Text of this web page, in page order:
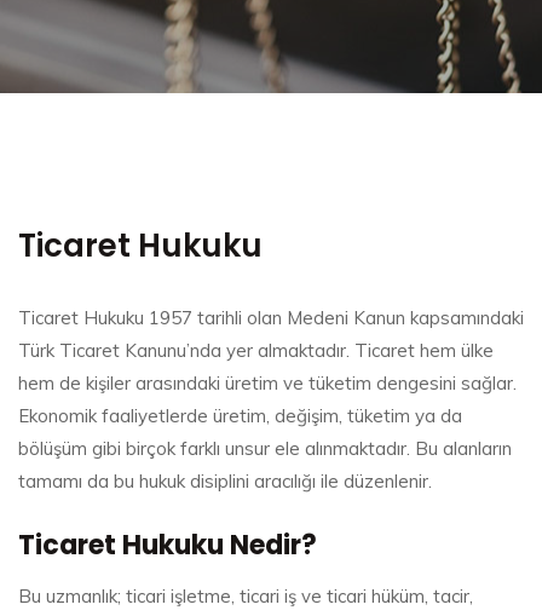
Ticaret Hukuku
Ticaret Hukuku 1957 tarihli olan Medeni Kanun kapsamındaki
Türk Ticaret Kanunu’nda yer almaktadır. Ticaret hem ülke
hem de kişiler arasındaki üretim ve tüketim dengesini sağlar.
Ekonomik faaliyetlerde üretim, değişim, tüketim ya da
bölüşüm gibi birçok farklı unsur ele alınmaktadır. Bu alanların
tamamı da bu hukuk disiplini aracılığı ile düzenlenir.
Ticaret Hukuku Nedir?
Bu uzmanlık; ticari işletme, ticari iş ve ticari hüküm, tacir,